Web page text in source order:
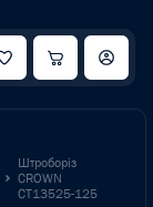
Штроборіз
CROWN
CT13525-125